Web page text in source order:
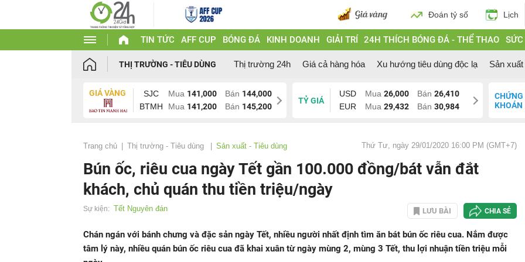
Đoán tỷ số Lịch
TIN TỨC AFF CUP BÓNG ĐÁ KINH DOANH GIẢI TRÍ 24H THÍCH BÓNG ĐÁ - THỂ THAO SỨC
THỊ TRƯỜNG - TIÊU DÙNG Thị trường 24h Giá cả hàng hóa Xu hướng tiêu dùng độc lạ Sản
GIÁ VÀNG SJC Mua 141,000 Bán 144,000
BTMH
Mua 141,200 Bán 145,200
TỶ GIÁ
USD Mua 26,000 Bán 26,410
EUR
Mua 29,432 Bán 30,984
CHỨNG
KHOÁN
Trang chủ Thị trường - Tiêu dùng Sản xuất - Tiêu dùng Thứ Tư, ngày 29/01/2020 16:00 PM (GMT+7)
Bún ốc, riêu cua ngày Tết gần 100.000 đồng/bát vẫn đắt
khách, chủ quán thu tiền triệu/ngày
Sự kiện: Tết Nguyên đán LƯU BÀI CHIA SẺ
Chán ngán với bánh chưng và đặc sản ngày Tết, nhiều người nhất định tìm ăn bát bún ốc riêu cua. Nắm được
tâm lý này, nhiều quán bún ốc riêu cua đã khai xuân từ ngày mùng 2, mùng 3 Tết, thu lợi nhuận tiền triệu mỗi